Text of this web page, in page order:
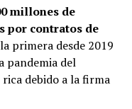
millones de
por contratos de
primera desde 2019
pandemia del
debido a la firma